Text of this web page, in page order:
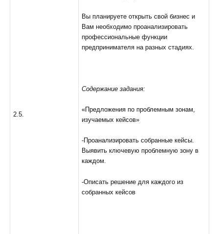
2.5.
Вы планируете открыть свой бизнес и
Вам необходимо проанализировать
профессиональные функции
предпринимателя на разных стадиях.
Содержание задания:
«Предложения по проблемным зонам,
изучаемых кейсов»
-Проанализировать собранные кейсы.
Выявить ключевую проблемную зону в
каждом.
-Описать решение для каждого из
собранных кейсов